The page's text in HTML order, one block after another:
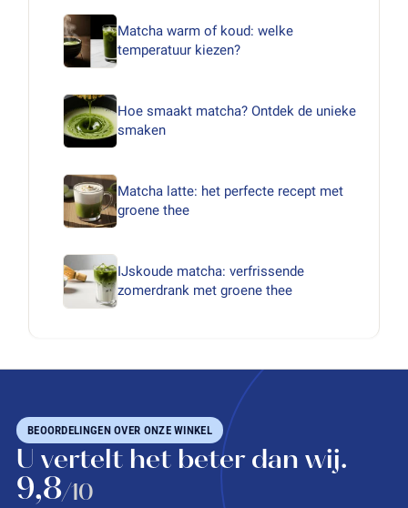
Matcha warm of koud: welke
temperatuur kiezen?
Hoe smaakt matcha? Ontdek de unieke
smaken
Matcha latte: het perfecte recept met
groene thee
IJskoude matcha: verfrissende
zomerdrank met groene thee
BEOORDELINGEN OVER ONZE WINKEL
U vertelt het beter dan wij.
9,8/10